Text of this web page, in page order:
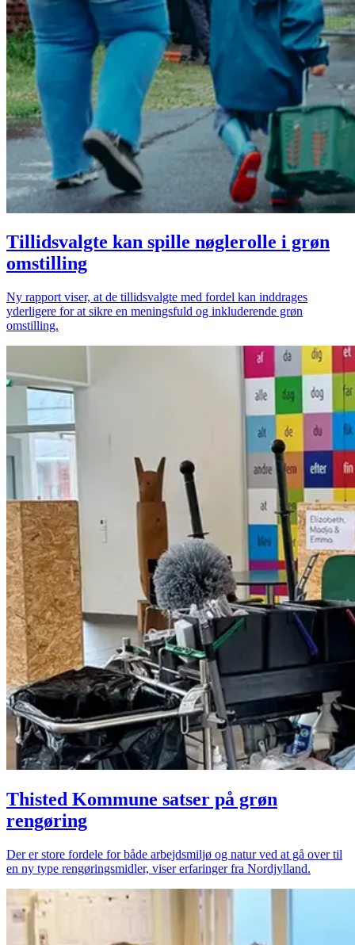
Tillidsvalgte kan spille nøglerolle i grøn
omstilling
Ny rapport viser, at de tillidsvalgte med fordel kan inddrages
yderligere for at sikre en meningsfuld og inkluderende grøn
omstilling.
Thisted Kommune satser på grøn
rengøring
Der er store fordele for både arbejdsmiljø og natur ved at gå over til
en ny type rengøringsmidler, viser erfaringer fra Nordjylland.